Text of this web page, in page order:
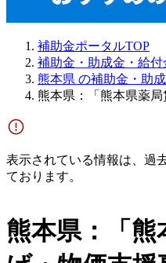
補助金ポータルTOP
補助金・助成金・給付
熊本県 の補助金・助
熊本県：「熊本県薬局
表示されている情報は、過
ております。
熊本県：「熊